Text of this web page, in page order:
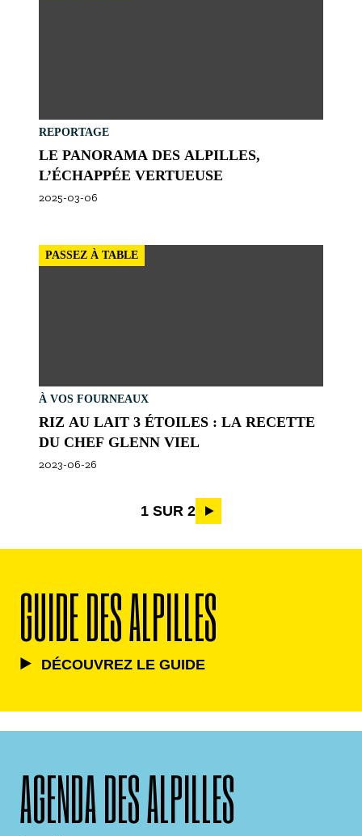
REPORTAGE
LE PANORAMA DES ALPILLES,
L’ÉCHAPPÉE VERTUEUSE
2025-03-06
PASSEZ À TABLE
À VOS FOURNEAUX
RIZ AU LAIT 3 ÉTOILES : LA RECETTE
DU CHEF GLENN VIEL
2023-06-26
Pagination
1 SUR 2
GUIDE DES ALPILLES
DÉCOUVREZ LE GUIDE
AGENDA DES ALPILLES